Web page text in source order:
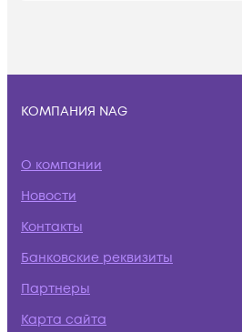
КОМПАНИЯ NAG
О компании
Новости
Контакты
Банковские реквизиты
Партнеры
Карта сайта